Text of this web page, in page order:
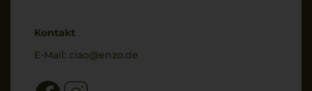
Kontakt
E-Mail: ciao@enzo.de